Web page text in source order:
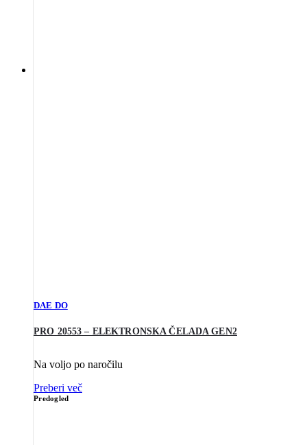
DAE DO
PRO 20553 – ELEKTRONSKA ČELADA GEN2
Na voljo po naročilu
Preberi več
Predogled